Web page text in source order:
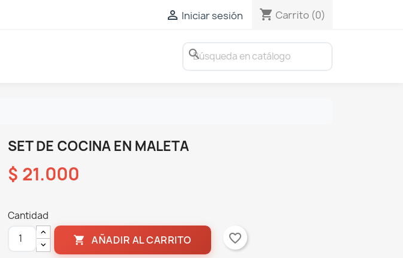
 Iniciar sesión shopping_cart Carrito (0)
search
SET DE COCINA EN MALETA
$ 21.000
Cantidad
 AÑADIR AL CARRITO favorite_border